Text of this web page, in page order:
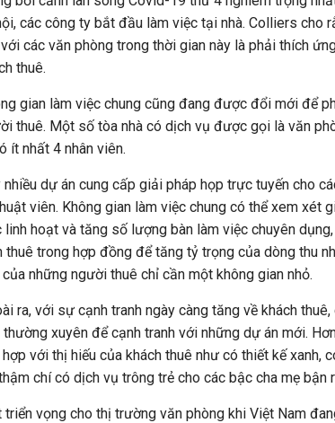
các công ty bắt đầu làm việc tại nhà. Colliers cho
các văn phòng trong thời gian này là phải thích
thuê.
gian làm việc chung cũng đang được đổi mới để
thuê. Một số tòa nhà có dịch vụ được gọi là văn
ít nhất 4 nhân viên.
nhiều dự án cung cấp giải pháp họp trực tuyến cho
viên. Không gian làm việc chung có thể xem xét
linh hoạt và tăng số lượng bàn làm việc chuyên
thuê trong hợp đồng để tăng tỷ trọng của dòng thu
những người thuê chỉ cần một không gian nhỏ.
ra, với sự cạnh tranh ngày càng tăng về khách
xuyên để cạnh tranh với những dự án mới.
hợp với thị hiếu của khách thuê như có thiết kế xanh,
chí có dịch vụ trông trẻ cho các bậc cha mẹ bận
triển vọng cho thị trường văn phòng khi Việt Nam